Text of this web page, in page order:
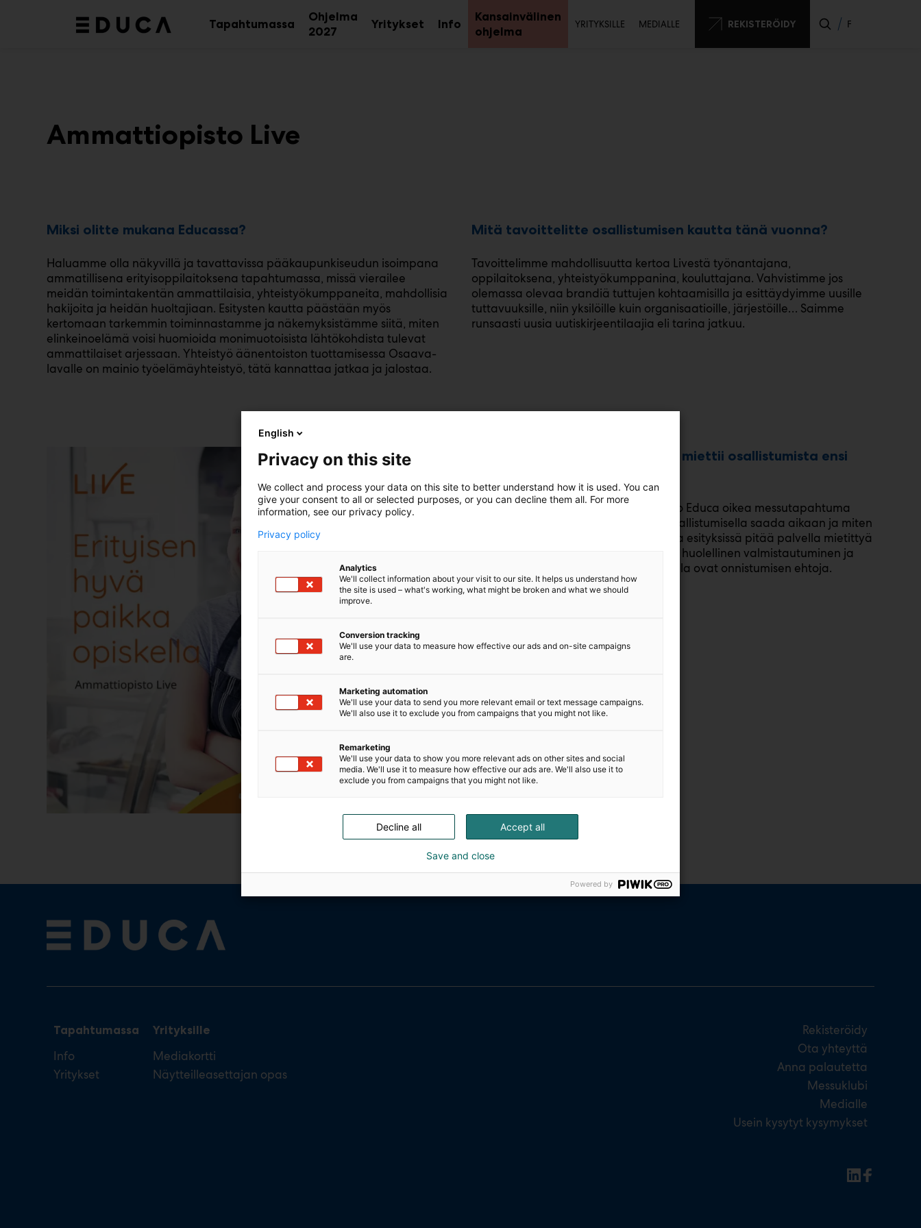
Main
TapahtumassaAvaa
Ohjelma
2027
YrityksetAvaaInfoAvaa
Kansainvälinen
ohjelma
AvaaToissijainen
YRITYKSILLE MEDIALLE REKISTERÖIDY FI
Ammattiopisto Live
Miksi olitte mukana Educassa?
Haluamme olla näkyvillä ja tavattavissa pääkaupunkiseudun isoimpana
ammatillisena erityisoppilaitoksena tapahtumassa, missä vierailee
meidän toimintakentän ammattilaisia, yhteistyökumppaneita, mahdollisia
hakijoita ja heidän huoltajiaan. Esitysten kautta päästään myös
kertomaan tarkemmin toiminnastamme ja näkemyksistämme siitä, miten
elinkeinoelämä voisi huomioida monimuotoisista lähtökohdista tulevat
ammattilaiset arjessaan. Yhteistyö äänentoiston tuottamisessa Osaava-
lavalle on mainio työelämäyhteistyö, tätä kannattaa jatkaa ja jalostaa.
Mitä tavoittelitte osallistumisen kautta tänä vuonna?
Tavoittelimme mahdollisuutta kertoa Livestä työnantajana,
oppilaitoksena, yhteistyökumppanina, kouluttajana. Vahvistimme jos
olemassa olevaa brandiä tuttujen kohtaamisilla ja esittäydyimme uusille
tuttavuuksille, niin yksilöille kuin organisaatioille, järjestöille… Saimme
runsaasti uusia uutiskirjeentilaajia eli tarina jatkuu.
Mitä sanoisitte yritykselle, joka miettii osallistumista ensi
Kannattaa aina miettiä tarkkaan, onko Educa oikea messutapahtuma
omalle organisaatiolle, mitä haluaa osallistumisella saada aikaan ja miten
osallistumisen tekee. Kaiken ständillä ja esityksissä pitää palvella mietittyä
kuvaa omasta toiminnasta. Harkittu ja huolellinen valmistautuminen ja
osaavat toimijat paikan päällä messuilla ovat onnistumisen ehtoja.
Tapahtumassa
Info
Yritykset
Yrityksille
Mediakortti
Näytteilleasettajan opas
Rekisteröidy
Ota yhteyttä
Anna palautetta
Messuklubi
Medialle
Usein kysytyt kysymykset
English
Privacy on this site
We collect and process your data on this site to better understand how it is used. You can
give your consent to all or selected purposes, or you can decline them all. For more
information, see our privacy policy.
Privacy policy
Analytics
We'll collect information about your visit to our site. It helps us understand how
the site is used – what's working, what might be broken and what we should
improve.
Conversion tracking
We'll use your data to measure how effective our ads and on-site campaigns
are.
Marketing automation
We'll use your data to send you more relevant email or text message campaigns.
We'll also use it to exclude you from campaigns that you might not like.
Remarketing
We'll use your data to show you more relevant ads on other sites and social
media. We'll use it to measure how effective our ads are. We'll also use it to
exclude you from campaigns that you might not like.
Accept all
Decline all
Save and close
Powered by